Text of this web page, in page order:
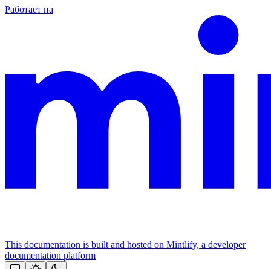
Работает на
This documentation is built and hosted on Mintlify, a developer
documentation platform